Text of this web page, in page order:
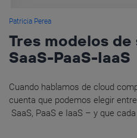
Patricia Perea
Tres modelos
SaaS-PaaS-IaaS
Cuando hablamos de cloud
cuenta que podemos elegir
SaaS, PaaS e IaaS – y que